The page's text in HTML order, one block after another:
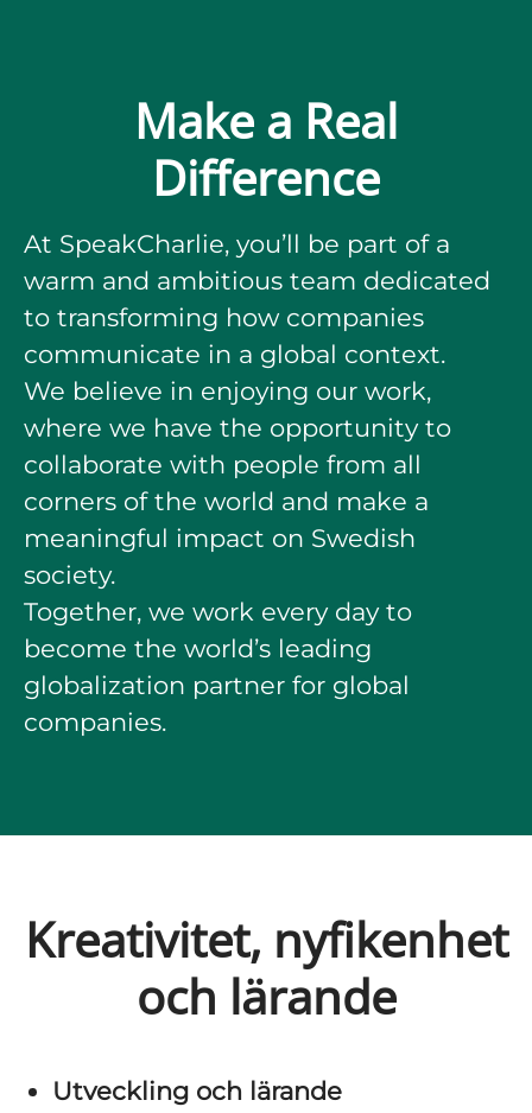
Make a Real
Difference
At SpeakCharlie, you’ll be part of a
warm and ambitious team dedicated
to transforming how companies
communicate in a global context.
We believe in enjoying our work,
where we have the opportunity to
collaborate with people from all
corners of the world and make a
meaningful impact on Swedish
society.
Together, we work every day to
become the world’s leading
globalization partner for global
companies.
Kreativitet, nyfikenhet
och lärande
Utveckling och lärande